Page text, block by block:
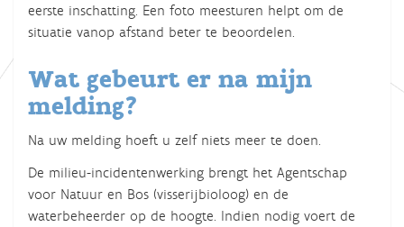
eerste inschatting. Een foto meesturen helpt om de
situatie vanop afstand beter te beoordelen.
Wat gebeurt er na mijn
melding?
Na uw melding hoeft u zelf niets meer te doen.
De milieu-incidentenwerking brengt het Agentschap
voor Natuur en Bos (visserijbioloog) en de
waterbeheerder op de hoogte. Indien nodig voert de